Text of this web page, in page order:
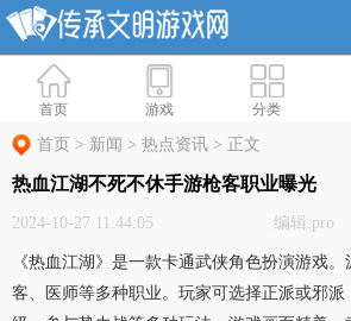
首页 游戏 分类
首页 > 新闻 > 热点资讯 > 正文
热血江湖不死不休手游枪客职业曝光
2024-10-27 11:44:05 编辑:pro
《热血江湖》是一款卡通武侠角色扮演游戏
客、医师等多种职业。玩家可选择正派或邪